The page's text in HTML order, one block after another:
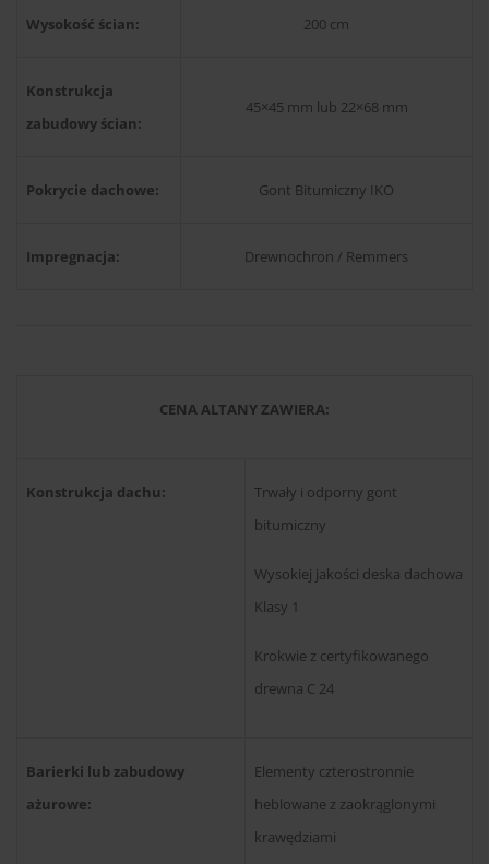
Wysokość ścian: 200 cm
Konstrukcja
zabudowy ścian:
45×45 mm lub 22×68 mm
Pokrycie dachowe: Gont Bitumiczny IKO
Impregnacja: Drewnochron / Remmers
CENA ALTANY ZAWIERA:
Konstrukcja dachu:
Trwały i odporny gont
bitumiczny
Wysokiej jakości deska dachowa
Klasy 1
Krokwie z certyfikowanego
drewna C 24
Barierki lub zabudowy
ażurowe:
Elementy czterostronnie
heblowane z zaokrąglonymi
krawędziami